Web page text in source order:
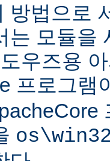
방법으로
는 모듈을
우즈용
프로그램